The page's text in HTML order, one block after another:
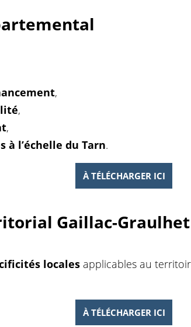
,
,
,
à l’échelle du Tarn.
À TÉLÉCHARGER ICI
Gaillac-Graulhet
locales applicables au
À TÉLÉCHARGER ICI